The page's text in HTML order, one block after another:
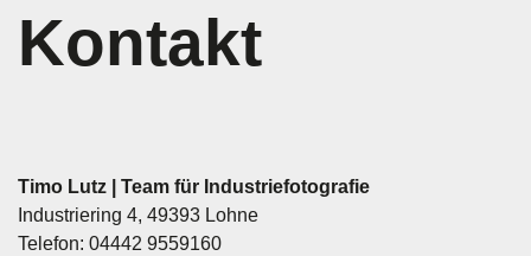
Kontakt
Timo Lutz | Team für Industriefotografie
Industriering 4, 49393 Lohne
Telefon: 04442 9559160